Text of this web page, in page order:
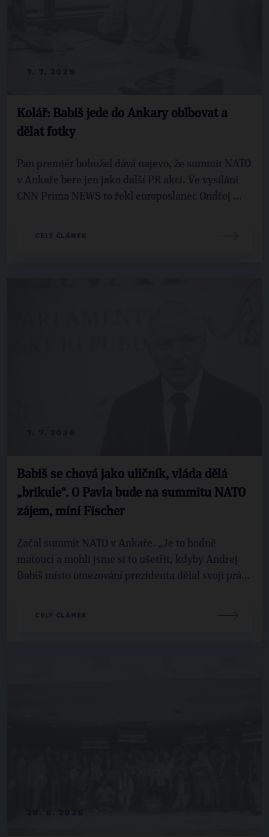
Kolář: Babiš jede do Ankary oblbovat a
dělat fotky
Pan premiér bohužel dává najevo, že summit NATO
v Ankaře bere jen jako další PR akci. Ve vysílání
CNN Prima NEWS to řekl europoslanec Ondřej ...
CELÝ ČLÁNEK
Babiš se chová jako uličník, vláda dělá
„brikule“. O Pavla bude na summitu NATO
zájem, míní Fischer
Začal summit NATO v Ankaře. „Je to hodně
matoucí a mohli jsme si to ušetřit, kdyby Andrej
Babiš místo omezování prezidenta dělal svoji prá...
CELÝ ČLÁNEK